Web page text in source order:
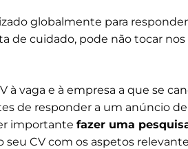
globalmente para
de cuidado, pode não tocar
à vaga e à empresa a que se
de responder a um anúncio
importante fazer uma
seu CV com os aspetos